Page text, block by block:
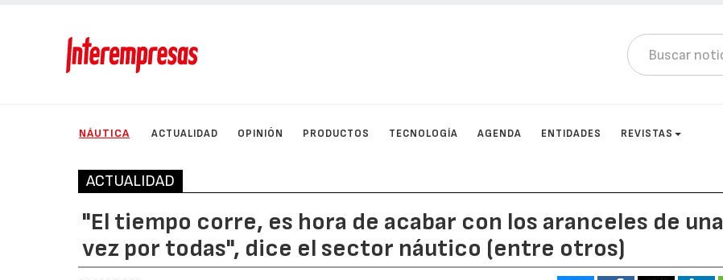
NÁUTICA ACTUALIDAD OPINIÓN PRODUCTOS TECNOLOGÍA AGENDA ENTIDADES REVISTAS
ACTUALIDAD
"El tiempo corre, es hora de acabar con los aranceles de una
vez por todas", dice el sector náutico (entre otros)